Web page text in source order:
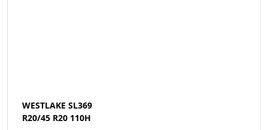
WESTLAKE SL369
R20/45 R20 110H